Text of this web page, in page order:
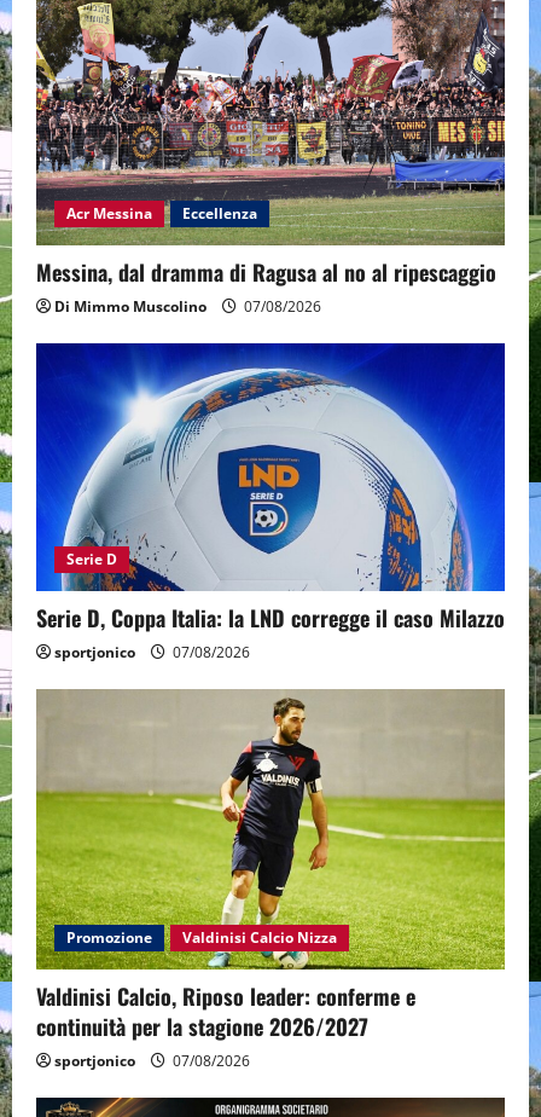
Acr Messina Eccellenza
Messina, dal dramma di Ragusa al no al ripescaggio
Di Mimmo Muscolino 07/08/2026
Serie D
Serie D, Coppa Italia: la LND corregge il caso Milazzo
sportjonico 07/08/2026
Promozione Valdinisi Calcio Nizza
Valdinisi Calcio, Riposo leader: conferme e
continuità per la stagione 2026/2027
sportjonico 07/08/2026